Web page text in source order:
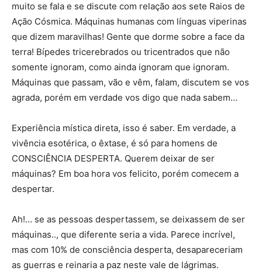
muito se fala e se discute com relação aos sete Raios de
Ação Cósmica. Máquinas humanas com línguas viperinas
que dizem maravilhas! Gente que dorme sobre a face da
terra! Bípedes tricerebrados ou tricentrados que não
somente ignoram, como ainda ignoram que ignoram.
Máquinas que passam, vão e vêm, falam, discutem se vos
agrada, porém em verdade vos digo que nada sabem…
Experiência mística direta, isso é saber. Em verdade, a
vivência esotérica, o êxtase, é só para homens de
CONSCIÊNCIA DESPERTA. Querem deixar de ser
máquinas? Em boa hora vos felicito, porém comecem a
despertar.
Ah!… se as pessoas despertassem, se deixassem de ser
máquinas.., que diferente seria a vida. Parece incrível,
mas com 10% de consciência desperta, desapareceriam
as guerras e reinaria a paz neste vale de lágrimas.